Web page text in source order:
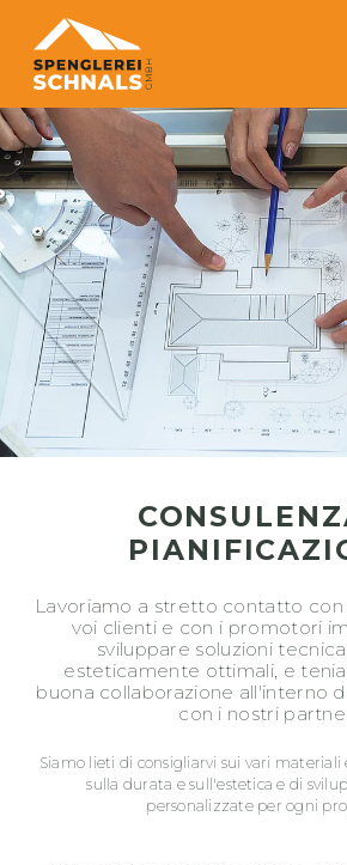
Lavoriamo a stretto contatto
voi clienti e con i promotori
sviluppare soluzioni
esteticamente ottimali, e
buona collaborazione all'interno
con i nostri
Siamo lieti di consigliarvi sui vari materiali
sulla durata e sull'estetica e di
personalizzate per ogni